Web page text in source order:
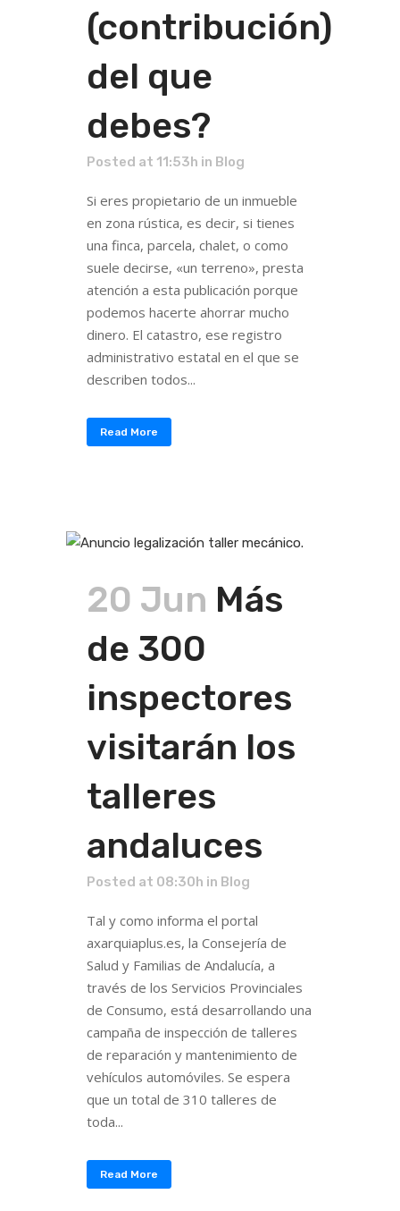
(contribución)
del que
debes?
Posted at 11:53h in Blog
Si eres propietario de un inmueble
en zona rústica, es decir, si tienes
una finca, parcela, chalet, o como
suele decirse, «un terreno», presta
atención a esta publicación porque
podemos hacerte ahorrar mucho
dinero. El catastro, ese registro
administrativo estatal en el que se
describen todos...
Read More
20 Jun Más
de 300
inspectores
visitarán los
talleres
andaluces
Posted at 08:30h in Blog
Tal y como informa el portal
axarquiaplus.es, la Consejería de
Salud y Familias de Andalucía, a
través de los Servicios Provinciales
de Consumo, está desarrollando una
campaña de inspección de talleres
de reparación y mantenimiento de
vehículos automóviles. Se espera
que un total de 310 talleres de
toda...
Read More